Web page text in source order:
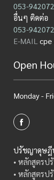
053-942072
อื่นๆ ติดต่อ
053-942072
E-MAIL
Open
Monday -
ปรัชญาดุษ
• หลักสูตรป
• หลักสูตรป